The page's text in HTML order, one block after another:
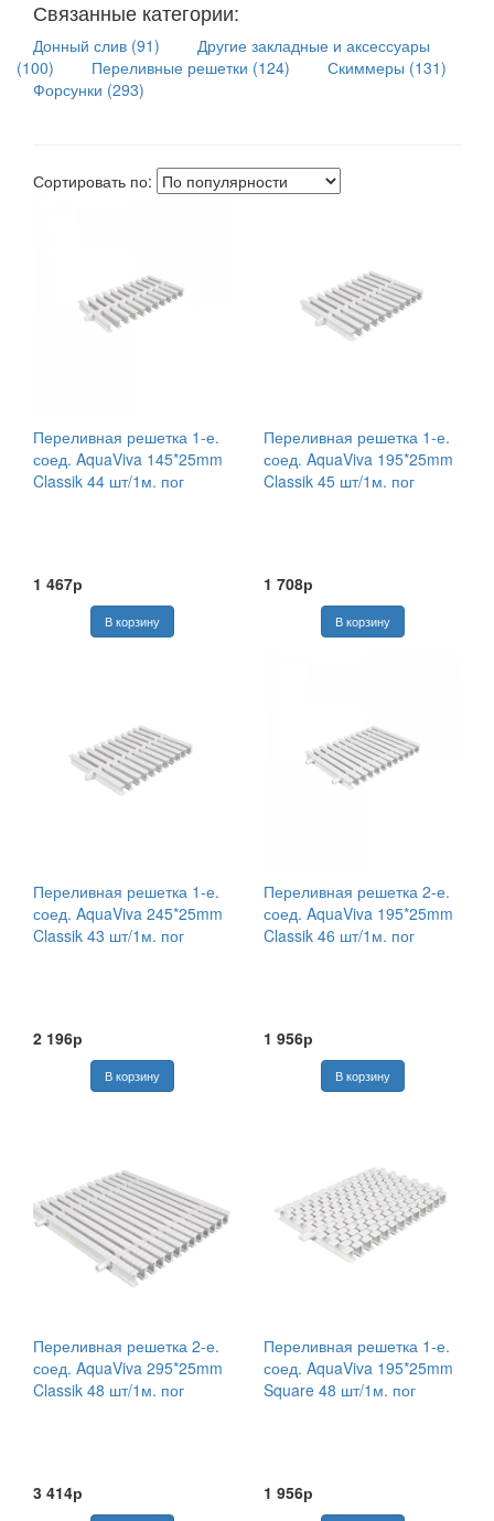
Связанные категории:
Донный слив (91)
Другие закладные и аксессуары
(100)
Переливные решетки (124)
Скиммеры (131)
Форсунки (293)
Сортировать по:
Переливная решетка 1-е.
соед. AquaViva 145*25mm
Classik 44 шт/1м. пог
1 467р
Переливная решетка 1-е.
соед. AquaViva 195*25mm
Classik 45 шт/1м. пог
1 708р
Переливная решетка 1-е.
соед. AquaViva 245*25mm
Classik 43 шт/1м. пог
2 196р
Переливная решетка 2-е.
соед. AquaViva 195*25mm
Classik 46 шт/1м. пог
1 956р
Переливная решетка 2-е.
соед. AquaViva 295*25mm
Classik 48 шт/1м. пог
3 414р
Переливная решетка 1-е.
соед. AquaViva 195*25mm
Square 48 шт/1м. пог
1 956р